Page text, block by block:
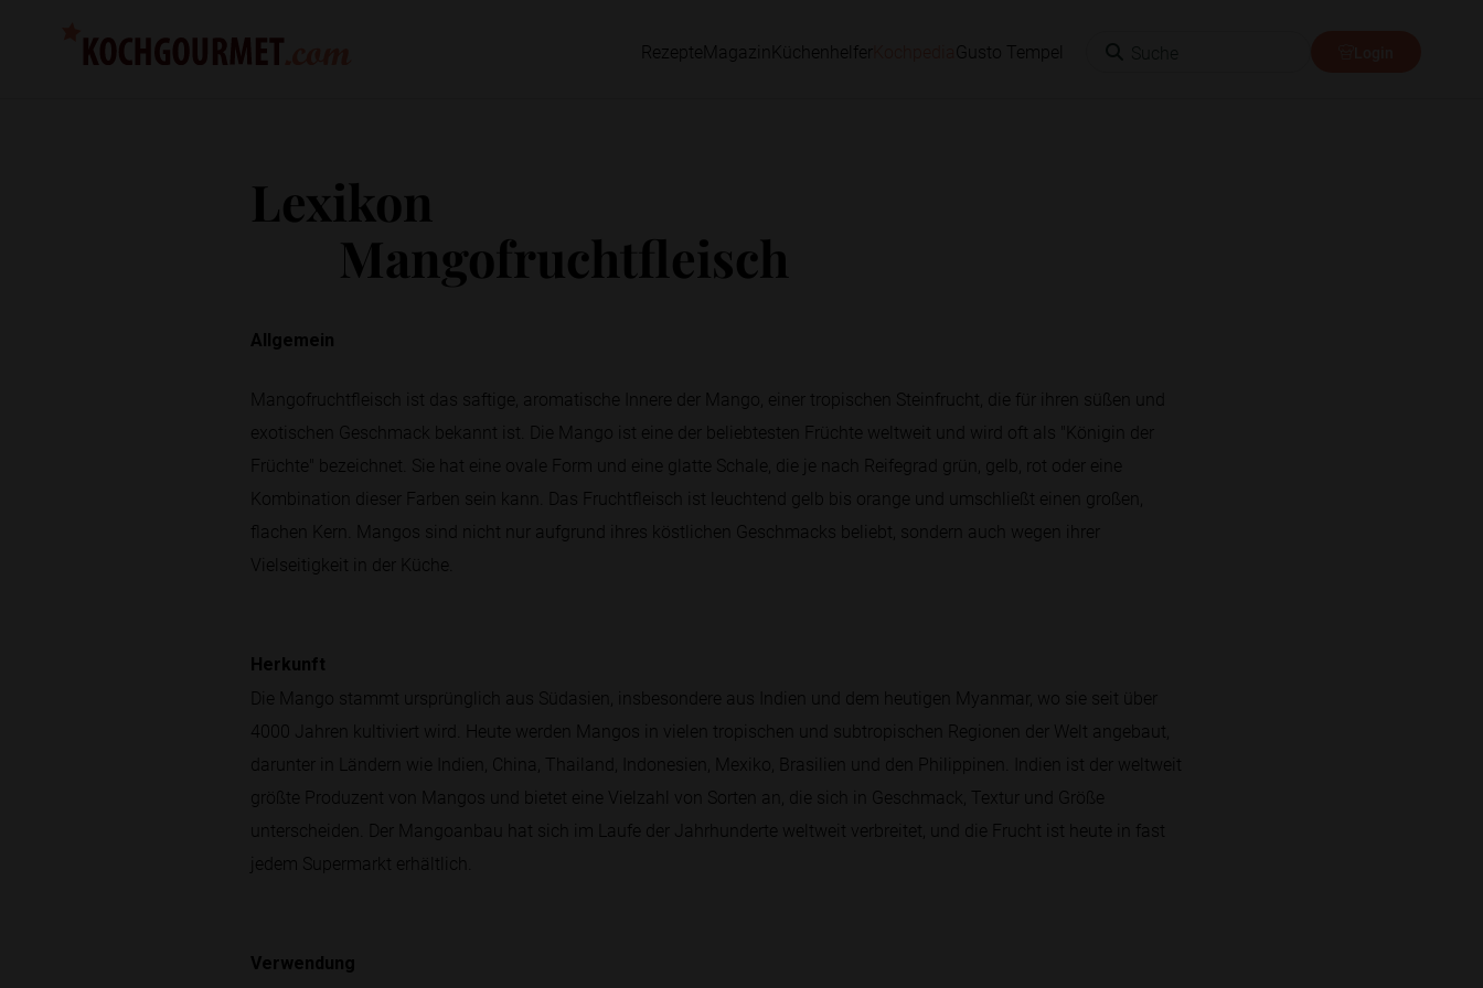
RezepteMagazin Küchenhelfer Gusto Tempel
Lexikon
Mangofruchtfleisch
Allgemein
Mangofruchtfleisch ist das saftige, aromatische Innere der Mango, einer tropischen Steinfrucht, die für ihren süßen und
exotischen Geschmack bekannt ist. Die Mango ist eine der beliebtesten Früchte weltweit und wird oft als "Königin der
Früchte" bezeichnet. Sie hat eine ovale Form und eine glatte Schale, die je nach Reifegrad grün, gelb, rot oder eine
Kombination dieser Farben sein kann. Das Fruchtfleisch ist leuchtend gelb bis orange und umschließt einen großen,
flachen Kern. Mangos sind nicht nur aufgrund ihres köstlichen Geschmacks beliebt, sondern auch wegen ihrer
Vielseitigkeit in der Küche.
Herkunft
Die Mango stammt ursprünglich aus Südasien, insbesondere aus Indien und dem heutigen Myanmar, wo sie seit über
4000 Jahren kultiviert wird. Heute werden Mangos in vielen tropischen und subtropischen Regionen der Welt angebaut,
darunter in Ländern wie Indien, China, Thailand, Indonesien, Mexiko, Brasilien und den Philippinen. Indien ist der weltweit
größte Produzent von Mangos und bietet eine Vielzahl von Sorten an, die sich in Geschmack, Textur und Größe
unterscheiden. Der Mangoanbau hat sich im Laufe der Jahrhunderte weltweit verbreitet, und die Frucht ist heute in fast
jedem Supermarkt erhältlich.
Verwendung